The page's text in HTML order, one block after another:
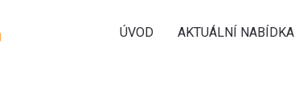
ÚVOD AKTUÁLNÍ NABÍDKA